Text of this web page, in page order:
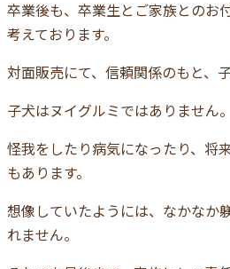
卒業後も、卒業生とご家族とのお
考えております。
対面販売にて、信頼関係のもと、
子犬はヌイグルミではありません。
怪我をしたり病気になったり、将
もあります。
想像していたようには、なかなか
れません。